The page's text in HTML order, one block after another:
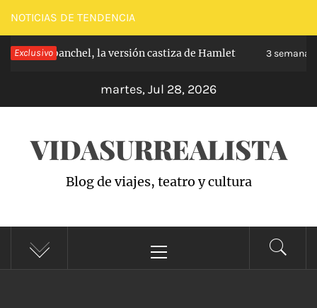
Saltar
al
contenido
NOTICIAS DE TENDENCIA
Exclusivo
de Carabanchel, la versión castiza de Hamlet 3 semanas
martes, Jul 28, 2026
VIDASURREALISTA
Blog de viajes, teatro y cultura
principal